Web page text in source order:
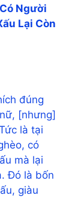
Người
Lại Còn
đúng
[nhưng]
là tại
có
mà lại
Đó là bốn
giàu